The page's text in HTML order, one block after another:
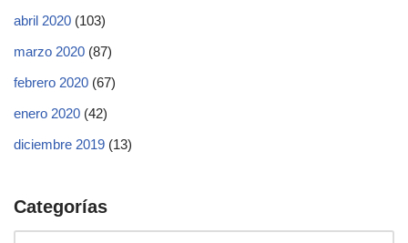
abril 2020 (103)
marzo 2020 (87)
febrero 2020 (67)
enero 2020 (42)
diciembre 2019 (13)
Categorías